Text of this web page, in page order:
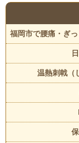
福岡市で腰痛・ぎ
温熱刺戟（